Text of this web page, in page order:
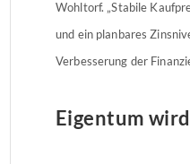
Wohltorf. „Stabile
und ein planbares
Verbesserung der
Eigentum